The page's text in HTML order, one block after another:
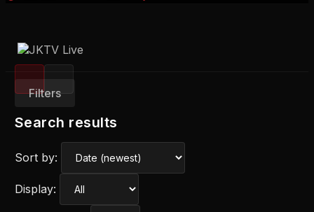
Filters
Search results
Sort by:
Display: